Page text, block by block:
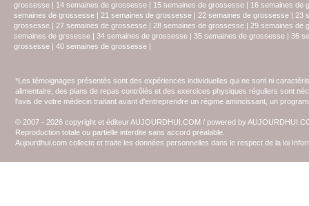
grossesse | 14 semaines de grossesse | 15 semaines de grossesse | 16 semaines de
semaines de grossesse | 21 semaines de grossesse | 22 semaines de grossesse | 23
grossesse | 27 semaines de grossesse | 28 semaines de grossesse | 29 semaines de
semaines de grssesse | 34 semaines de grossesse | 35 semaines de grossesse | 36
grossesse | 40 semaines de grossesse |
*Les témoignages présentés sont des expériences individuelles qui ne sont ni
alimentaire, des plans de repas contrôlés et des exercices physiques réguliers sont
l'avis de votre médecin traitant avant d'entreprendre un régime amincissant, un
© 2007 - 2026 copyright et éditeur AUJOURDHUI.COM / powered by
Reproduction totale ou partielle interdite sans accord préalable.
Aujourdhui.com collecte et traite les données personnelles dans le respect de la loi